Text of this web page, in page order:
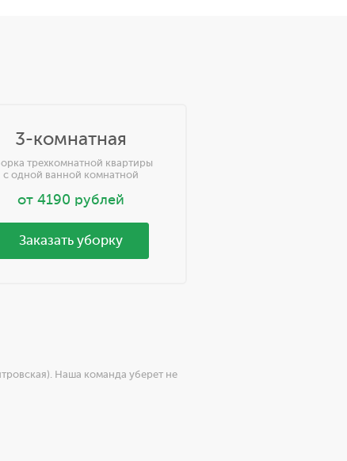
3-комнатная
трехкомнатной квартиры
с одной ванной комнатной
от 4190 рублей
Заказать уборку
Наша команда уберет не